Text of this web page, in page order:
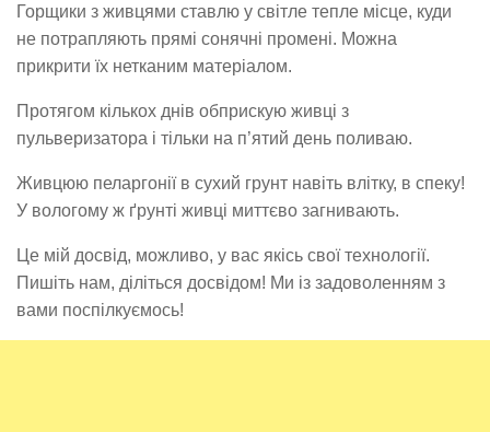
Горщики з живцями ставлю у світле тепле місце, куди
не потрапляють прямі сонячні промені. Можна
прикрити їх нетканим матеріалом.
Протягом кількох днів обприскую живці з
пульверизатора і тільки на п’ятий день поливаю.
Живцюю пеларгонії в сухий грунт навіть влітку, в спеку!
У вологому ж ґрунті живці миттєво загнивають.
Це мій досвід, можливо, у вас якісь свої технології.
Пишіть нам, діліться досвідом! Ми із задоволенням з
вами поспілкуємось!